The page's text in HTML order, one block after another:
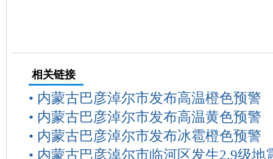
相关链接
• 内蒙古巴彦淖尔市发布高温橙色预警
• 内蒙古巴彦淖尔市发布高温黄色预警
• 内蒙古巴彦淖尔市发布冰雹橙色预警
• 内蒙古巴彦淖尔市临河区发生2.9级地